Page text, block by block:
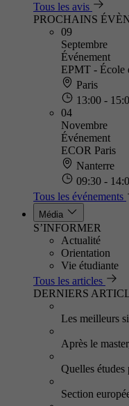
Tous les avis
PROCHAINS
09
Septembre
Événement
EPMT - École
Paris
13:00 -
04
Novembre
Événement
ECOR Paris
Nanterre
09:30 -
Tous les événements
Média
S’INFORMER
Actualité
Orientation
Vie étudiante
Tous les articles
DERNIERS
Les meilleurs
Après le
Quelles études
Section